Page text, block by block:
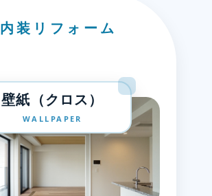
内装リフォーム
壁紙（クロス）
WALLPAPER